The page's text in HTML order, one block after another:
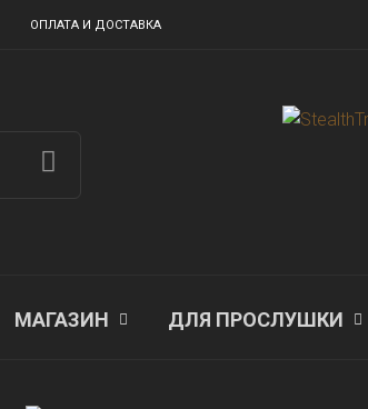
ОПЛАТА И ДОСТАВКА
МАГАЗИН ДЛЯ ПРОСЛУШКИ